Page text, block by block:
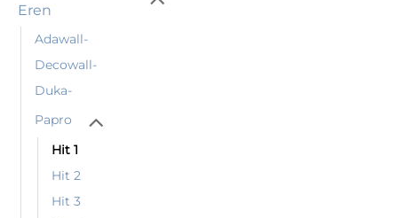
Eren
Adawall-
Decowall-
Duka-
Papro
Hit 1
Hit 2
Hit 3